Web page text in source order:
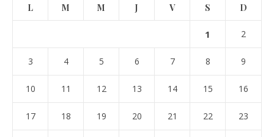
L M M J V S D
1 2
3 4 5 6 7 8 9
10 11 12 13 14 15 16
17 18 19 20 21 22 23